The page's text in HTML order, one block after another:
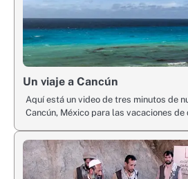
Un viaje a Cancún
Aquí está un video de tres minutos de
Cancún, México para las vacaciones de